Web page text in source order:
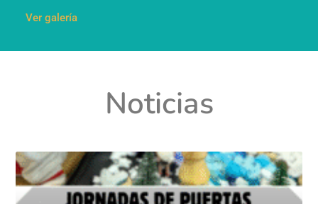
Ver galería
Noticias